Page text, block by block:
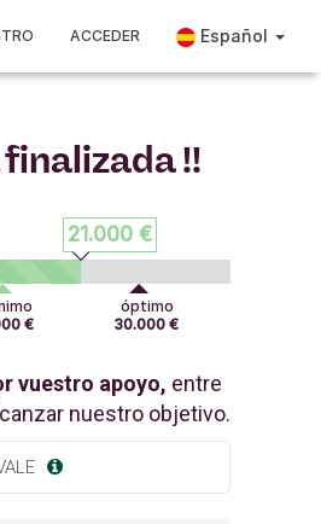
ACCEDER Español
finalizada !!
21.000 €
€
óptimo
30.000 €
vuestro apoyo, entre
nuestro objetivo.